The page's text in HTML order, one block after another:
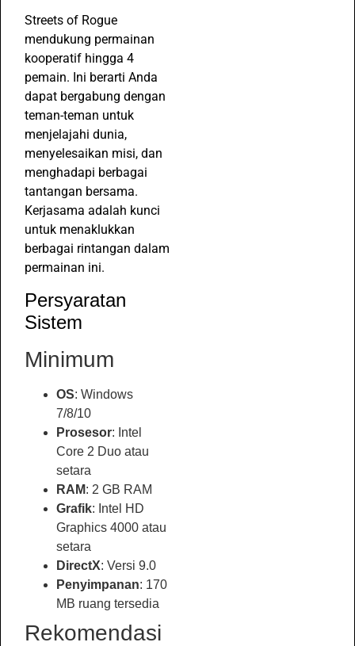
Streets of Rogue
mendukung permainan
kooperatif hingga 4
pemain. Ini berarti Anda
dapat bergabung dengan
teman-teman untuk
menjelajahi dunia,
menyelesaikan misi, dan
menghadapi berbagai
tantangan bersama.
Kerjasama adalah kunci
untuk menaklukkan
berbagai rintangan dalam
permainan ini.
Persyaratan
Sistem
Minimum
OS: Windows
7/8/10
Prosesor: Intel
Core 2 Duo atau
setara
RAM: 2 GB RAM
Grafik: Intel HD
Graphics 4000 atau
setara
DirectX: Versi 9.0
Penyimpanan: 170
MB ruang tersedia
Rekomendasi